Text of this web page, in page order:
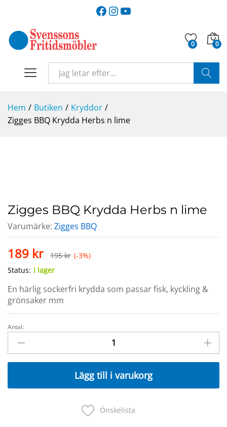
Facebook
Instagram
YouTube
0 0
Hem / Butiken / Kryddor /
Zigges BBQ Krydda Herbs n lime
Zigges BBQ Krydda Herbs n lime
Varumärke: Zigges BBQ
189 kr 195kr (-3%)
Status: I lager
En härlig sockerfri krydda som passar fisk, kyckling &
grönsaker mm
Zigges
BBQ
Krydda
Antal:
Lägg till i varukorg
Önskelista